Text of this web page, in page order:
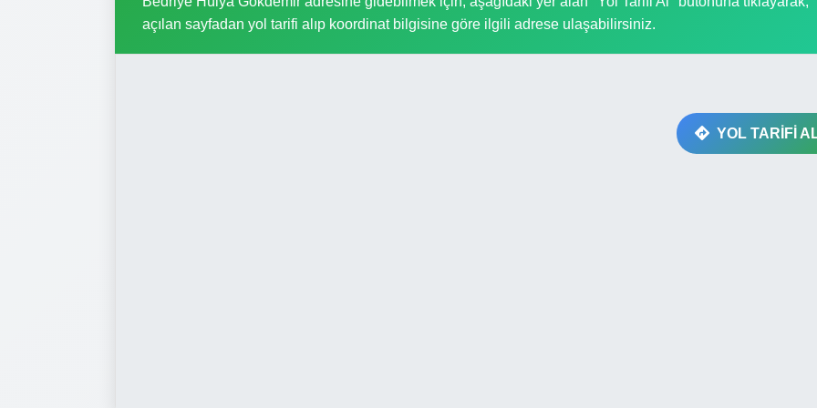
açılan sayfadan yol tarifi alıp koordinat bilgisine göre ilgili adrese ulaşabilirsiniz.
YOL TARİFİ